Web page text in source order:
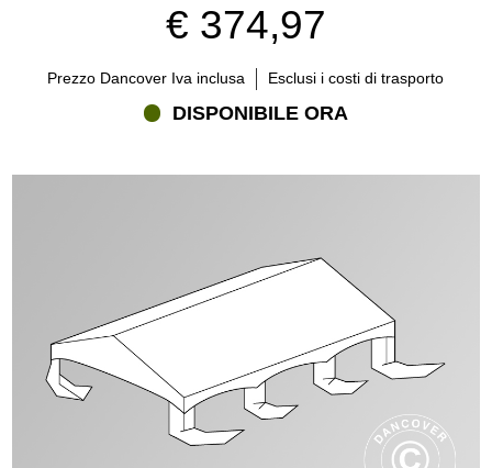
€ 374,97
Prezzo Dancover Iva inclusa Esclusi i costi di trasporto
DISPONIBILE ORA